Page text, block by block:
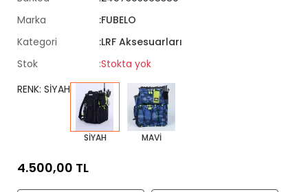
Marka
:FUBELO
Kategori
:LRF Aksesuarları
Stok
:Stokta yok
RENK: SİYAH
SİYAH MAVİ
4.500,00 TL